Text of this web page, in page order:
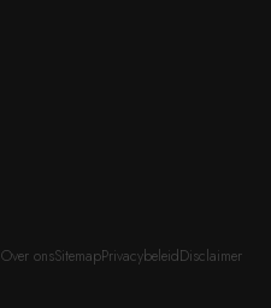
Over onsSitemapPrivacybeleidDisclaimer